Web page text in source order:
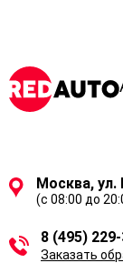
Москва, ул.
(с 08:00 до
8 (495)
Заказать